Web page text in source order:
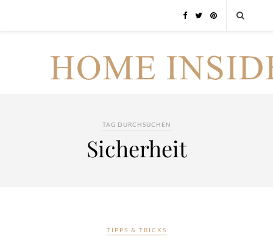
TAG DURCHSUCHEN
Sicherheit
TIPPS & TRICKS